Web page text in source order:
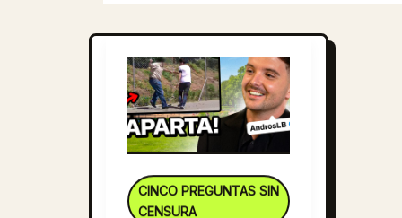
CINCO PREGUNTAS SIN
CENSURA